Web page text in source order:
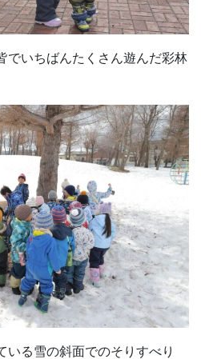
でいちばんたくさん遊んだ彩林
いる雪の斜面でのそりすべり